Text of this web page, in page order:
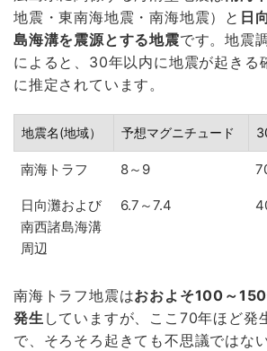
地震・東南海地震・南海地震）と 日
島海溝を震源とする地震です。地震
によると、30年以内に地震が起きる
に推定されています。
地震名(地域） 予想マグニチュード
南海トラフ 8～9
日向灘および
南西諸島海溝
周辺
6.7～7.4
南海トラフ地震はおおよそ100～
発生 していますが、ここ70年ほど発
で、そろそろ起きても不思議ではな